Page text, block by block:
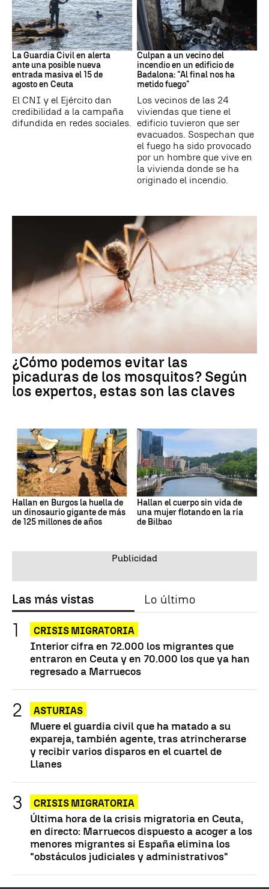
Ceuta
La Guardia Civil en alerta
ante una posible nueva
entrada masiva el 15 de
agosto en Ceuta
El CNI y el Ejército dan
credibilidad a la campaña
difundida en redes sociales.
Cataluña
Culpan a un vecino del
incendio en un edificio de
Badalona: "Al final nos ha
metido fuego"
Los vecinos de las 24
viviendas que tiene el
edificio tuvieron que ser
evacuados. Sospechan que
el fuego ha sido provocado
por un hombre que vive en
la vivienda donde se ha
originado el incendio.
¿Cómo podemos evitar las
picaduras de los mosquitos? Según
los expertos, estas son las claves
Hallan en Burgos la huella de
un dinosaurio gigante de más
de 125 millones de años
Hallan el cuerpo sin vida de
una mujer flotando en la ría
de Bilbao
Las más vistas Lo último
CRISIS MIGRATORIA
Interior cifra en 72.000 los migrantes que
entraron en Ceuta y en 70.000 los que ya han
regresado a Marruecos
ASTURIAS
Muere el guardia civil que ha matado a su
expareja, también agente, tras atrincherarse
y recibir varios disparos en el cuartel de
Llanes
CRISIS MIGRATORIA
Última hora de la crisis migratoria en Ceuta,
en directo: Marruecos dispuesto a acoger a los
menores migrantes si España elimina los
"obstáculos judiciales y administrativos"